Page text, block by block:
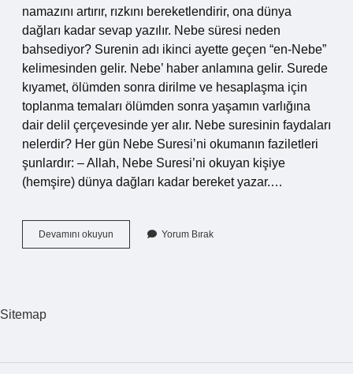
namazını artırır, rızkını bereketlendirir, ona dünya
dağları kadar sevap yazılır. Nebe süresi neden
bahsediyor? Surenin adı ikinci ayette geçen “en-Nebe”
kelimesinden gelir. Nebe’ haber anlamına gelir. Surede
kıyamet, ölümden sonra dirilme ve hesaplaşma için
toplanma temaları ölümden sonra yaşamın varlığına
dair delil çerçevesinde yer alır. Nebe suresinin faydaları
nelerdir? Her gün Nebe Suresi’ni okumanın faziletleri
şunlardır: – Allah, Nebe Suresi’ni okuyan kişiye
(hemşire) dünya dağları kadar bereket yazar.…
Devamını okuyun Ikindiden
Sonra
Yorum Bırak
Sitemap